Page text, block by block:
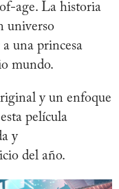
age. La historia
universo
una princesa
mundo.
y un enfoque
película
y
del año.